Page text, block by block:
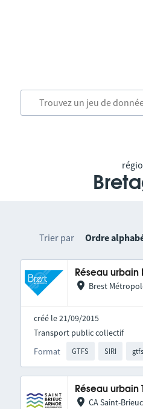
Trier par Ordre
Réseau urbain
Brest
créé le 21/09/2015
Format GTFS SIRI
Transport public collectif
Réseau urbain
CA Saint-